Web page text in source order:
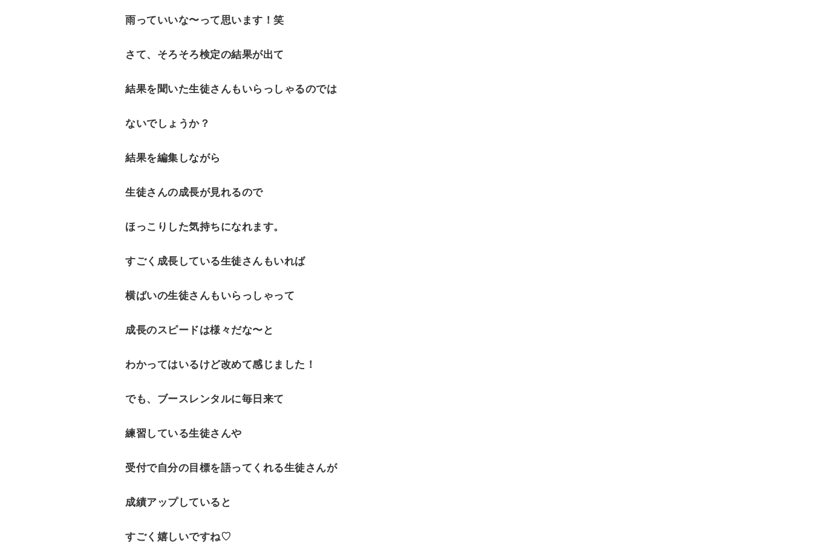
雨っていいな〜って思います！笑
さて、そろそろ検定の結果が出て
結果を聞いた生徒さんもいらっしゃるのでは
ないでしょうか？
結果を編集しながら
生徒さんの成長が見れるので
ほっこりした気持ちになれます。
すごく成長している生徒さんもいれば
横ばいの生徒さんもいらっしゃって
成長のスピードは様々だな〜と
わかってはいるけど改めて感じました！
でも、ブースレンタルに毎日来て
練習している生徒さんや
受付で自分の目標を語ってくれる生徒さんが
成績アップしていると
すごく嬉しいですね♡